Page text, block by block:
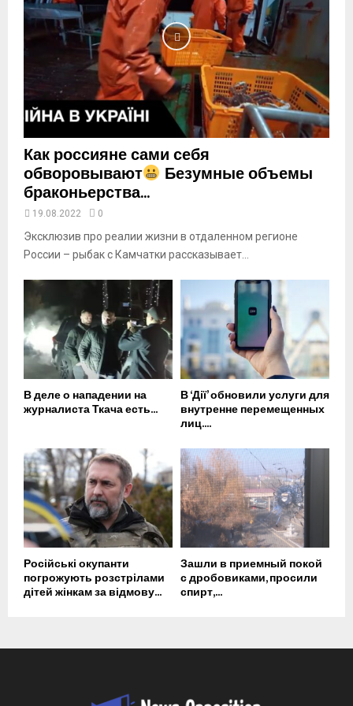
y
b
e
Как россияне сами себя
обворовывают Безумные объемы
браконьерства...
19.08.2022 0
Эксклюзив про реалии жизни в отдаленном регионе
России – рыбак с Камчатки рассказывает...
В деле о нападении на
журналиста Ткача есть...
В ‘Дії’ обновили услуги для
внутренне перемещенных
лиц....
Російські окупанти
погрожують розстрілами
дітей жінкам за відмову...
Зашли в приемный покой
с дробовиками, просили
спирт,...